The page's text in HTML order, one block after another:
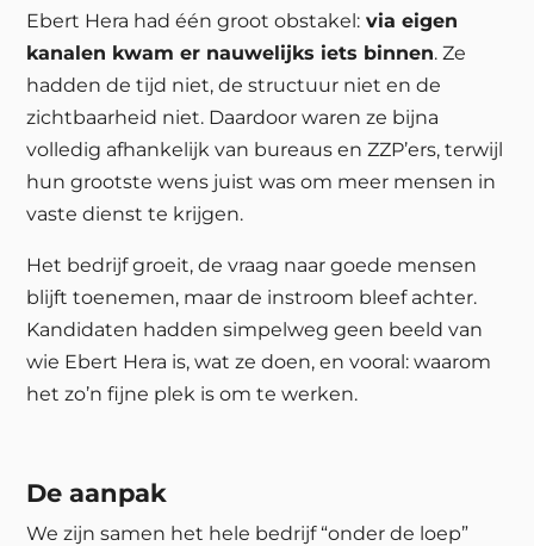
Ebert Hera had één groot obstakel: via eigen
kanalen kwam er nauwelijks iets binnen. Ze
hadden de tijd niet, de structuur niet en de
zichtbaarheid niet. Daardoor waren ze bijna
volledig afhankelijk van bureaus en ZZP’ers, terwijl
hun grootste wens juist was om meer mensen in
vaste dienst te krijgen.
Het bedrijf groeit, de vraag naar goede mensen
blijft toenemen, maar de instroom bleef achter.
Kandidaten hadden simpelweg geen beeld van
wie Ebert Hera is, wat ze doen, en vooral: waarom
het zo’n fijne plek is om te werken.
De aanpak
We zijn samen het hele bedrijf “onder de loep”